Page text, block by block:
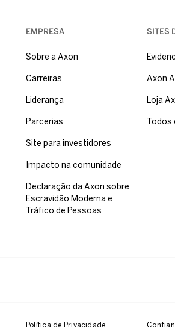
EMPRESA
Sobre a Axon
Carreiras
Liderança
Parcerias
Site para investidores
Impacto na comunidade
Declaração da Axon sobre
Escravidão Moderna e
Tráfico de Pessoas
SITES
Axon
Loja
Todos
Política de Privacidade